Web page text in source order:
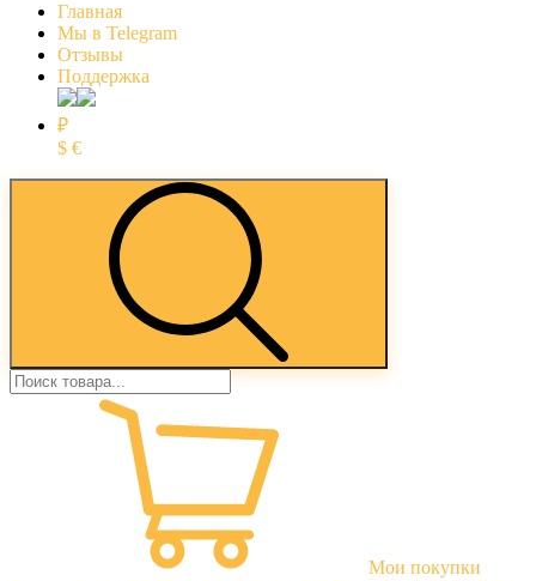
Главная
Мы в Telegram
Отзывы
Поддержка
₽
$ €
Мои покупки